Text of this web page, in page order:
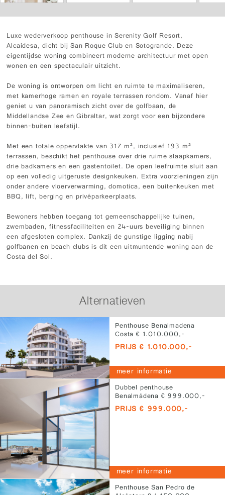
Luxe wederverkoop penthouse in Serenity Golf Resort,
Alcaidesa, dicht bij San Roque Club en Sotogrande. Deze
eigentijdse woning combineert moderne architectuur met open
wonen en een spectaculair uitzicht.
De woning is ontworpen om licht en ruimte te maximaliseren,
met kamerhoge ramen en royale terrassen rondom. Vanaf hier
geniet u van panoramisch zicht over de golfbaan, de
Middellandse Zee en Gibraltar, wat zorgt voor een bijzondere
binnen-buiten leefstijl.
Met een totale oppervlakte van 317 m², inclusief 193 m²
terrassen, beschikt het penthouse over drie ruime slaapkamers,
drie badkamers en een gastentoilet. De open leefruimte sluit aan
op een volledig uitgeruste designkeuken. Extra voorzieningen zijn
onder andere vloerverwarming, domotica, een buitenkeuken met
BBQ, lift, berging en privéparkeerplaats.
Bewoners hebben toegang tot gemeenschappelijke tuinen,
zwembaden, fitnessfaciliteiten en 24-uurs beveiliging binnen
een afgesloten complex. Dankzij de gunstige ligging nabij
golfbanen en beach clubs is dit een uitmuntende woning aan de
Costa del Sol.
Alternatieven
Penthouse Benalmadena
Costa € 1.010.000,-
PRIJS € 1.010.000,-
meer informatie
Dubbel penthouse
Benalmádena € 999.000,-
PRIJS € 999.000,-
meer informatie
Penthouse San Pedro de